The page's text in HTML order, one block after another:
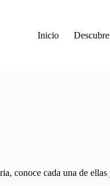
Inicio
conoce cada una de